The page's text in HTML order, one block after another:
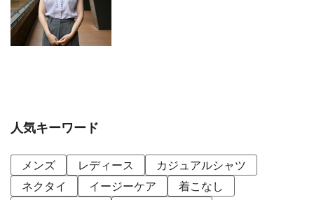
人気キーワード
メンズ レディース
カジュアルシャツ
ネクタイ
イージーケア
着こなし